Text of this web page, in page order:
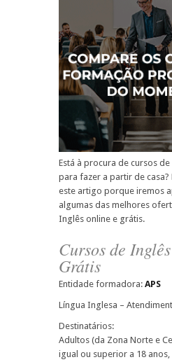
Está à procura de cursos
para fazer a partir de casa?
este artigo porque iremos
algumas das melhores
Inglês online e grátis.
Cursos de
Grátis
Entidade formadora: APS
Língua Inglesa –
Destinatários:
Adultos (da Zona Norte e
igual ou superior a 18